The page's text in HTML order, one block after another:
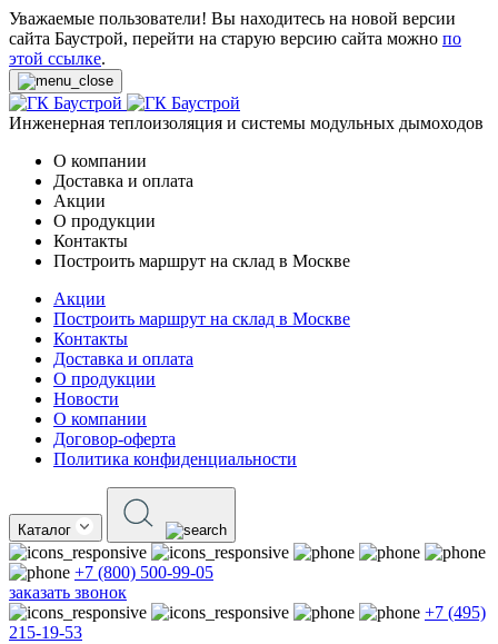
Уважаемые пользователи! Вы находитесь на новой версии
сайта Баустрой, перейти на старую версию сайта можно по
этой ссылке.
Инженерная теплоизоляция и системы модульных дымоходов
О компании
Доставка и оплата
Акции
О продукции
Контакты
Построить маршрут на склад в Москве
Акции
Построить маршрут на склад в Москве
Контакты
Доставка и оплата
О продукции
Новости
О компании
Договор-оферта
Политика конфиденциальности
Каталог
+7 (800) 500-99-05
заказать звонок
+7 (495)
215-19-53